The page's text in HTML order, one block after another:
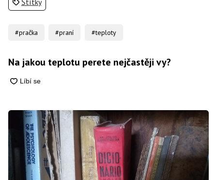
Štítky
#pračka #praní #teploty
Na jakou teplotu perete nejčastěji vy?